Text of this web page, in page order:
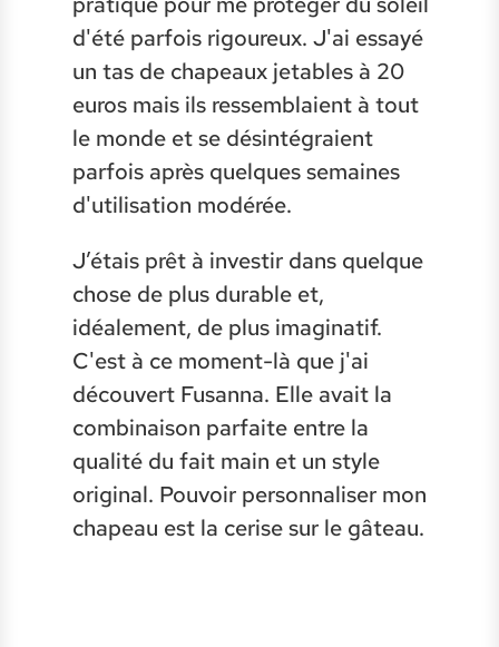
d'été parfois rigoureux. J'ai essayé
un tas de chapeaux jetables à 20
euros mais ils ressemblaient à tout
le monde et se désintégraient
parfois après quelques semaines
d'utilisation modérée.
J’étais prêt à investir dans quelque
chose de plus durable et,
idéalement, de plus imaginatif.
C'est à ce moment-là que j'ai
découvert Fusanna. Elle avait la
combinaison parfaite entre la
qualité du fait main et un style
original. Pouvoir personnaliser mon
chapeau est la cerise sur le gâteau.